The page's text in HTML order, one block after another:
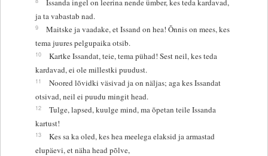
ja ta vabastab nad.
9
Maitske ja vaadake, et Issand on hea! Õnnis on mees, kes
tema juures pelgupaika otsib.
10
Kartke Issandat, teie, tema pühad! Sest neil, kes teda
kardavad, ei ole millestki puudust.
11
Noored lõvidki väsivad ja on näljas; aga kes Issandat
otsivad, neil ei puudu mingit head.
12
Tulge, lapsed, kuulge mind, ma õpetan teile Issanda
kartust!
13
Kes sa ka oled, kes hea meelega elaksid ja armastad
elupäevi, et näha head põlve,